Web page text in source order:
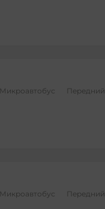
Микроавтобус Передний
Микроавтобус Передний